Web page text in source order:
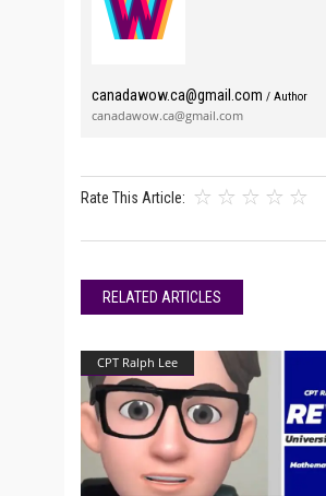
canadawow.ca@gmail.com / Author
canadawow.ca@gmail.com
Rate This Article:
RELATED ARTICLES
CPT Ralph Lee